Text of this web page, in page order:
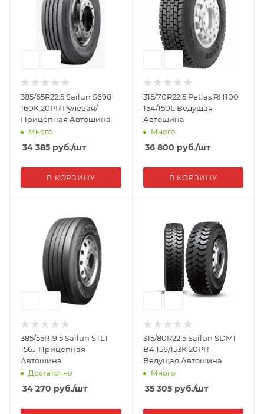
385/65R22.5 Sailun S698
160K 20PR Рулевая/
Прицепная Автошина
Много
34 385 руб./шт
В КОРЗИНУ
315/70R22.5 Petlas RH100
154/150L Ведущая
Автошина
Много
36 800 руб./шт
В КОРЗИНУ
385/55R19.5 Sailun STL1
156J Прицепная
Автошина
Достаточно
34 270 руб./шт
315/80R22.5 Sailun SDM1
B4 156/153К 20PR
Ведущая Автошина
Много
35 305руб./шт